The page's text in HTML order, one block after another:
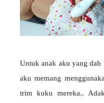
Untuk anak aku yang dah
aku memang
trim kuku mereka..